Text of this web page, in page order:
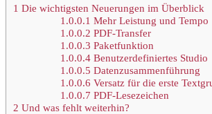
1 Die wichtigsten Neuerungen im Überblick
1.0.0.1 Mehr Leistung und Tempo
1.0.0.2 PDF-Transfer
1.0.0.3 Paketfunktion
1.0.0.4 Benutzerdefiniertes Studio
1.0.0.5 Datenzusammenführung
1.0.0.6 Versatz für die erste
1.0.0.7 PDF-Lesezeichen
2 Und was fehlt weiterhin?